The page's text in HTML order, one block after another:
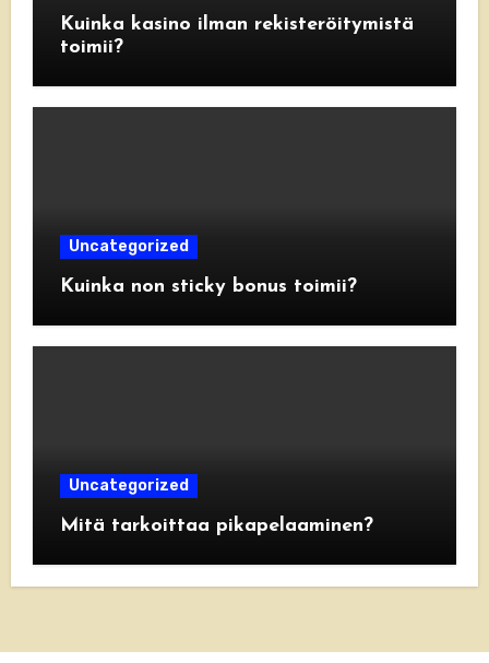
Kuinka kasino ilman rekisteröitymistä
toimii?
Uncategorized
Kuinka non sticky bonus toimii?
Uncategorized
Mitä tarkoittaa pikapelaaminen?